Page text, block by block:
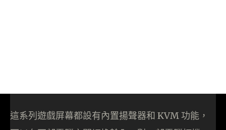
這系列遊戲屏幕都設有內置揚聲器和 KVM 功能，